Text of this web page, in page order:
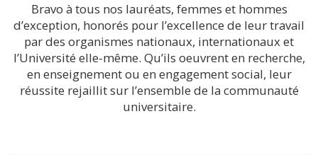
Bravo à tous nos lauréats, femmes et hommes
d’exception, honorés pour l’excellence de leur travail
par des organismes nationaux, internationaux et
l’Université elle-même. Qu’ils oeuvrent en recherche,
en enseignement ou en engagement social, leur
réussite rejaillit sur l’ensemble de la communauté
universitaire.